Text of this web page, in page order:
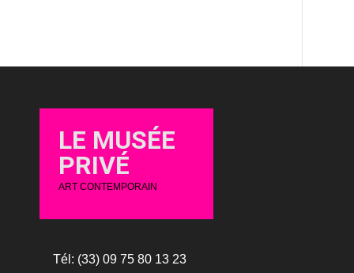
LE MUSÉE
PRIVÉ
ART CONTEMPORAIN
Tél: (33) 09 75 80 13 23